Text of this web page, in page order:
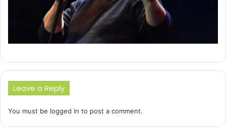
Leave a Reply
You must be logged in to post a comment.